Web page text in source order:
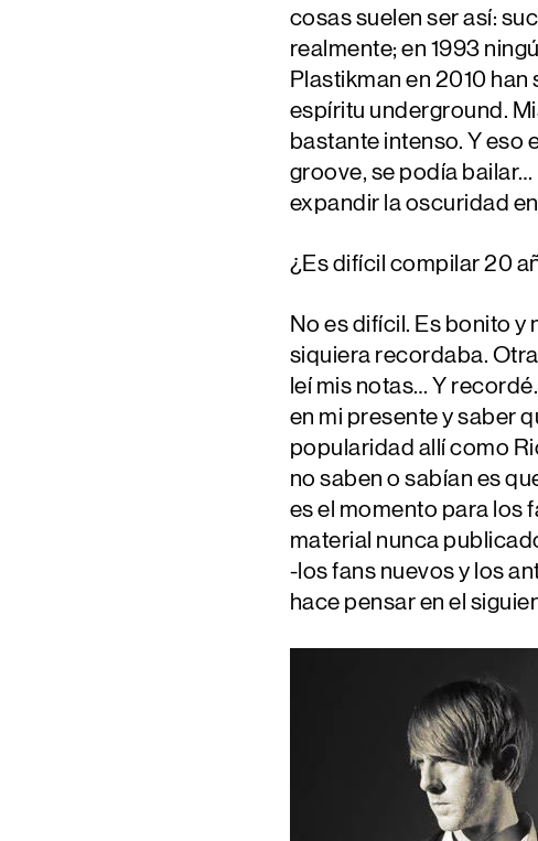
cosas suelen ser así:
realmente; en 1993
Plastikman en 2010
espíritu underground.
bastante intenso. Y eso
groove, se podía bailar…
expandir la oscuridad
¿Es difícil compilar 20
No es difícil. Es bonito
siquiera recordaba.
leí mis notas… Y
en mi presente y saber
popularidad allí como
no saben o sabían es
es el momento para los
material nunca
-los fans nuevos y los
hace pensar en el